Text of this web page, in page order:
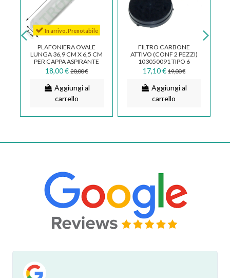
In arrivo. Prenotabile
PLAFONIERA OVALE
LUNGA 36,9 CM X 6,5 CM
PER CAPPA ASPIRANTE
FALMEC SMEG ELICA
TURBOAIR
18,00 € 20,00 €
Aggiungi al
carrello
FILTRO CARBONE
ATTIVO (CONF 2 PEZZI)
103050091 TIPO 6
CIRCOLARE DIAMETRO
17 CM FALMEC...
17,10 € 19,00 €
Aggiungi al
carrello